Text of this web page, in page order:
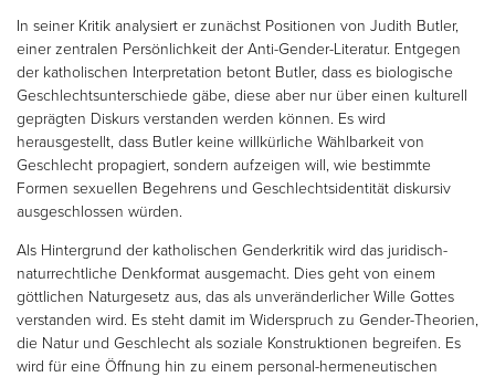
In seiner Kritik analysiert er zunächst Positionen von Judith Butler,
einer zentralen Persönlichkeit der Anti-Gender-Literatur. Entgegen
der katholischen Interpretation betont Butler, dass es biologische
Geschlechtsunterschiede gäbe, diese aber nur über einen kulturell
geprägten Diskurs verstanden werden können. Es wird
herausgestellt, dass Butler keine willkürliche Wählbarkeit von
Geschlecht propagiert, sondern aufzeigen will, wie bestimmte
Formen sexuellen Begehrens und Geschlechtsidentität diskursiv
ausgeschlossen würden.
Als Hintergrund der katholischen Genderkritik wird das juridisch-
naturrechtliche Denkformat ausgemacht. Dies geht von einem
göttlichen Naturgesetz aus, das als unveränderlicher Wille Gottes
verstanden wird. Es steht damit im Widerspruch zu Gender-Theorien,
die Natur und Geschlecht als soziale Konstruktionen begreifen. Es
wird für eine Öffnung hin zu einem personal-hermeneutischen